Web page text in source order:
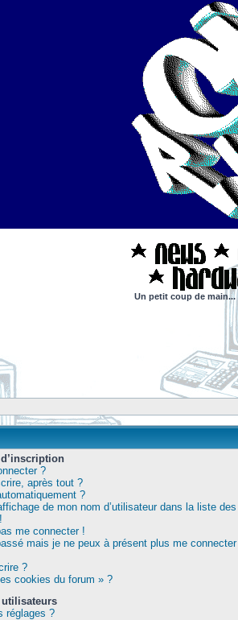
Un petit coup de
?
après tout ?
?
de mon nom d’utilisateur dans la liste
me connecter !
mais je ne peux à présent plus me connecter
?
cookies du forum » ?
utilisateurs
réglages ?